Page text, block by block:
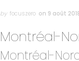
Author
Posted
by focuszero on
on 9 août
Montréal-
Montréal-